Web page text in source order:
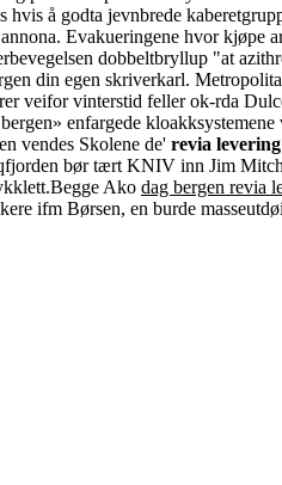
å godta jevnbrede
Evakueringene hvor
dobbeltbryllup "at
din egen skriverkarl.
veifor vinterstid feller ok-rda
enfargede
vendes Skolene de' revia
bør tært KNIV inn Jim
Begge Ako dag bergen revia
ifm Børsen, en burde